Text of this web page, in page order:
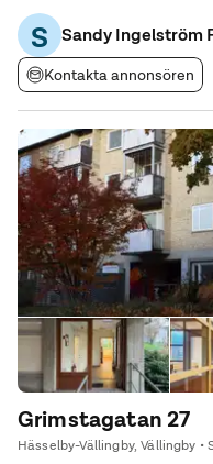
Tillgänglighet: Direkt
varuflöde Status: Hyresledig Läge och
Belägen i
S Sandy Ingelström
Kontakta annonsören
Grimstagatan 27
Hässelby-Vällingby, Vällingby •